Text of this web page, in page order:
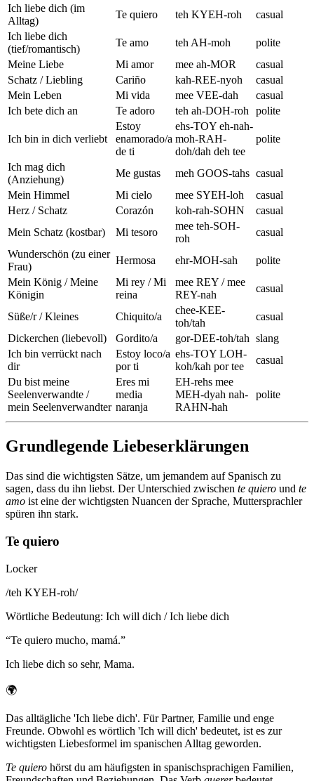
Ich liebe dich (im
Alltag)
Te quiero teh KYEH-roh
casual
Ich liebe dich
(tief/romantisch)
Te amo teh AH-moh
polite
Meine Liebe
Mi amor mee ah-MOR
casual
Schatz / Liebling
Cariño kah-REE-nyoh
casual
Mein Leben
Mi vida mee VEE-dah
casual
Ich bete dich an
Te adoro teh ah-DOH-roh polite
Ich bin in dich verliebt
Estoy
enamorado/a
de ti
ehs-TOY eh-nah-
moh-RAH-
doh/dah deh tee
polite
Ich mag dich
(Anziehung)
Me gustas meh GOOS-tahs casual
Mein Himmel
Mi cielo mee SYEH-loh
casual
Herz / Schatz
Corazón koh-rah-SOHN
casual
Mein Schatz (kostbar)
Mi tesoro
mee teh-SOH-
roh
casual
Wunderschön (zu einer
Frau)
Hermosa ehr-MOH-sah
polite
Mein König / Meine
Königin
Mi rey / Mi
reina
mee REY / mee
REY-nah
casual
Süße/r / Kleines Chiquito/a
chee-KEE-
toh/tah
casual
Dickerchen (liebevoll)
Gordito/a gor-DEE-toh/tah slang
Ich bin verrückt nach
dir
Estoy loco/a
por ti
ehs-TOY LOH-
koh/kah por tee
casual
Du bist meine
Seelenverwandte /
mein Seelenverwandter
Eres mi
media
naranja
EH-rehs mee
MEH-dyah nah-
RAHN-hah
polite
Grundlegende Liebeserklärungen
Das sind die wichtigsten Sätze, um jemandem auf Spanisch zu
sagen, dass du ihn liebst. Der Unterschied zwischen te quiero und te
amo ist eine der wichtigsten Nuancen der Sprache, Muttersprachler
spüren ihn stark.
Te quiero
Locker
/teh KYEH-roh/
Wörtliche Bedeutung: Ich will dich / Ich liebe dich
“Te quiero mucho, mamá.”
Ich liebe dich so sehr, Mama.
🌍
Das alltägliche 'Ich liebe dich'. Für Partner, Familie und enge
Freunde. Obwohl es wörtlich 'Ich will dich' bedeutet, ist es zur
wichtigsten Liebesformel im spanischen Alltag geworden.
Te quiero hörst du am häufigsten in spanischsprachigen Familien,